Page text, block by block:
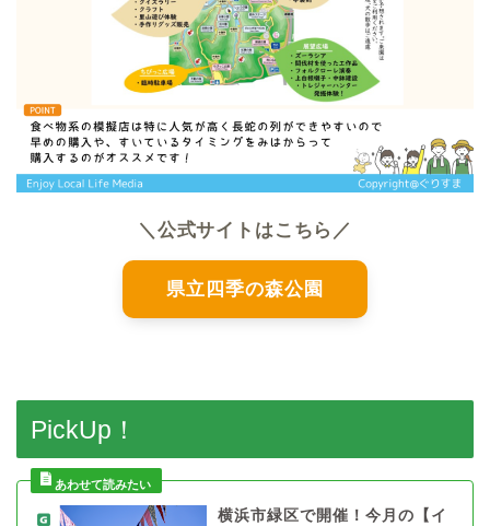
＼公式サイトはこちら／
県立四季の森公園
PickUp！
横浜市緑区で開催！今月の【イ